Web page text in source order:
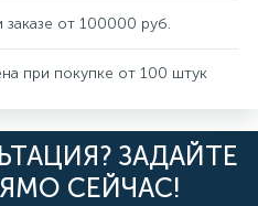
заказе от 100000 руб.
при покупке от 100 штук
ЗАДАЙТЕ
СЕЙЧАС!